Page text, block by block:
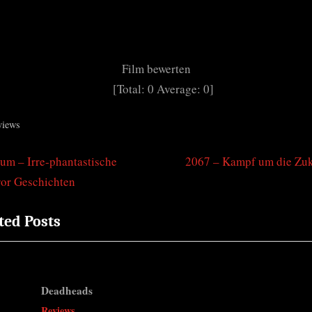
Film bewerten
[Total: 0 Average: 0]
– Irre-phantastische
Geschichten
N
P
2067 – Kampf um die
Posts
Deadheads